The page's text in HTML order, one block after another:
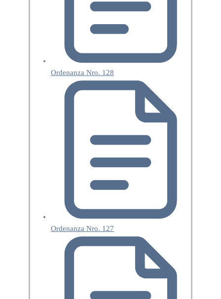
Ordenanza Nro. 128
Ordenanza Nro. 127